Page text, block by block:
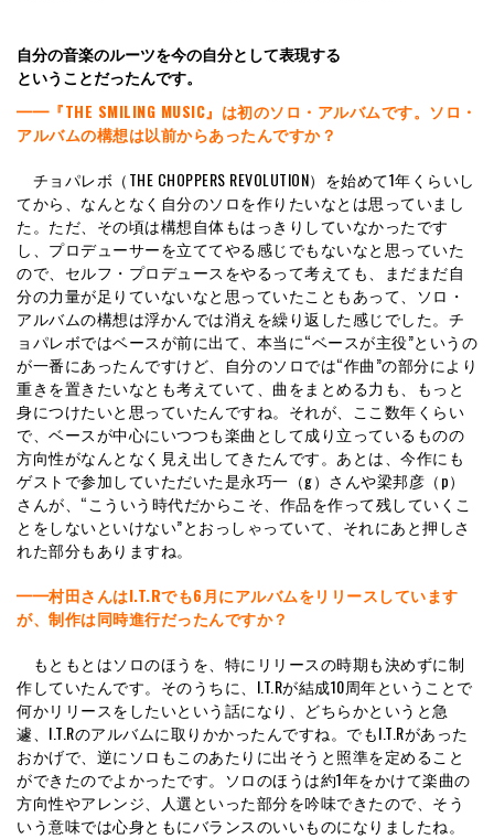
自分の音楽のルーツを今の自分として表現する
ということだったんです。
━━『THE SMILING MUSIC』は初のソロ・アルバムです。ソロ・
アルバムの構想は以前からあったんですか？
チョパレボ（THE CHOPPERS REVOLUTION）を始めて1年くらいし
てから、なんとなく自分のソロを作りたいなとは思っていまし
た。ただ、その頃は構想自体もはっきりしていなかったです
し、プロデューサーを立ててやる感じでもないなと思っていた
ので、セルフ・プロデュースをやるって考えても、まだまだ自
分の力量が足りていないなと思っていたこともあって、ソロ・
アルバムの構想は浮かんでは消えを繰り返した感じでした。チ
ョパレボではベースが前に出て、本当に“ベースが主役”というの
が一番にあったんですけど、自分のソロでは“作曲”の部分により
重きを置きたいなとも考えていて、曲をまとめる力も、もっと
身につけたいと思っていたんですね。それが、ここ数年くらい
で、ベースが中心にいつつも楽曲として成り立っているものの
方向性がなんとなく見え出してきたんです。あとは、今作にも
ゲストで参加していただいた是永巧一（g）さんや梁邦彦（p）
さんが、“こういう時代だからこそ、作品を作って残していくこ
とをしないといけない”とおっしゃっていて、それにあと押しさ
れた部分もありますね。
━━村田さんはI.T.Rでも6月にアルバムをリリースしています
が、制作は同時進行だったんですか？
もともとはソロのほうを、特にリリースの時期も決めずに制
作していたんです。そのうちに、I.T.Rが結成10周年ということで
何かリリースをしたいという話になり、どちらかというと急
遽、I.T.Rのアルバムに取りかかったんですね。でもI.T.Rがあった
おかげで、逆にソロもこのあたりに出そうと照準を定めること
ができたのでよかったです。ソロのほうは約1年をかけて楽曲の
方向性やアレンジ、人選といった部分を吟味できたので、そう
いう意味では心身ともにバランスのいいものになりましたね。